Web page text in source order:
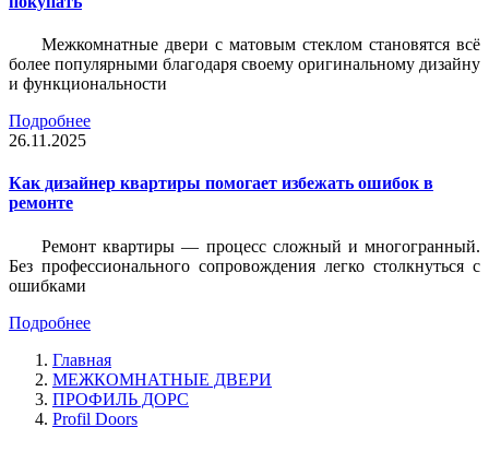
Межкомнатные двери с матовым стеклом становятся всё
более популярными благодаря своему оригинальному дизайну
и функциональности
Подробнее
26.11.2025
Как дизайнер квартиры помогает избежать ошибок в
ремонте
Ремонт квартиры — процесс сложный и многогранный.
Без профессионального сопровождения легко столкнуться с
ошибками
Подробнее
Главная
МЕЖКОМНАТНЫЕ ДВЕРИ
ПРОФИЛЬ ДОРС
Profil Doors